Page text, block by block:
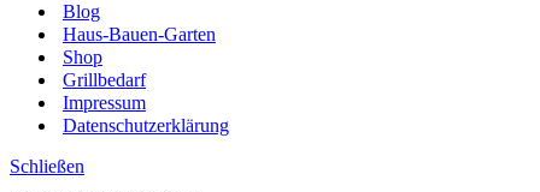
Blog
Haus-Bauen-Garten
Shop
Grillbedarf
Impressum
Datenschutzerklärung
Schließen